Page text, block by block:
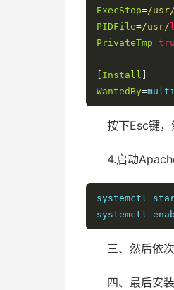
ExecStop=/usr/
PIDFile=/usr/
PrivateTmp=
Install
WantedBy=multi
按下Esc键
4.启动
systemctl
systemctl
三、然后依
四、最后安